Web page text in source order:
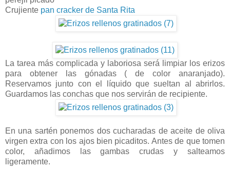
Crujiente pan cracker de Santa Rita
La tarea más complicada y laboriosa será limpiar los erizos
para obtener las gónadas ( de color anaranjado).
Reservamos junto con el líquido que sueltan al abrirlos.
Guardamos las conchas que nos servirán de recipiente.
En una sartén ponemos dos cucharadas de aceite de oliva
virgen extra con los ajos bien picaditos. Antes de que tomen
color, añadimos las gambas crudas y salteamos
ligeramente.